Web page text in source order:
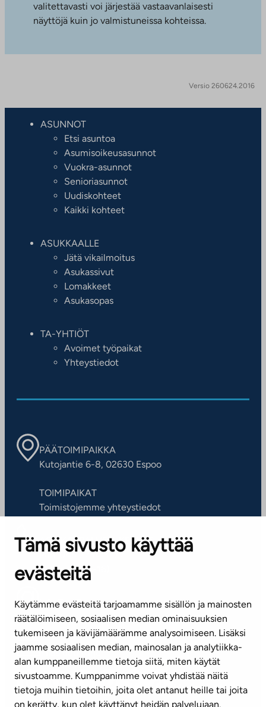
Tämä sivusto käyttää
evästeitä
Käytämme evästeitä tarjoamamme sisällön ja mainosten
räätälöimiseen, sosiaalisen median ominaisuuksien
tukemiseen ja kävijämäärämme analysoimiseen. Lisäksi
jaamme sosiaalisen median, mainosalan ja analytiikka-
alan kumppaneillemme tietoja siitä, miten käytät
sivustoamme. Kumppanimme voivat yhdistää näitä
tietoja muihin tietoihin, joita olet antanut heille tai joita
on kerätty, kun olet käyttänyt heidän palvelujaan.
valitettavasti voi järjestää vastaavanlaisesti
näyttöjä kuin jo valmistuneissa kohteissa.
Versio 260624.2016
ASUNNOT
Etsi asuntoa
Asumisoikeusasunnot
Vuokra-asunnot
Senioriasunnot
Uudiskohteet
Kaikki kohteet
ASUKKAALLE
Jätä vikailmoitus
Asukassivut
Lomakkeet
Asukasopas
TA-YHTIÖT
Avoimet työpaikat
Yhteystiedot
PÄÄTOIMIPAIKKA
Kutojantie 6-8, 02630 Espoo
TOIMIPAIKAT
Toimistojemme yhteystiedot
ASIAKASPALVELUKESKUS
Puh. 045 7734 3777
(arkisin klo 8-16)
info@ta.fi
Tilaa uutiskirje
Mediapankki